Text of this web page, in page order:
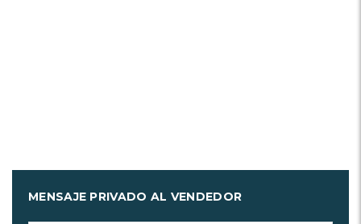
MENSAJE PRIVADO AL VENDEDOR